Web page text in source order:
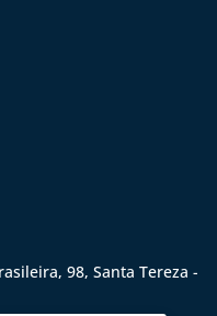
98, Santa Tereza -